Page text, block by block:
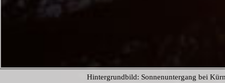
Hintergrundbild: Sonnenuntergang bei